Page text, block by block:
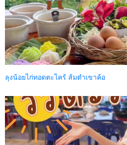
ลุงน้อยไก่ทอดตะไคร้ ส้มตำเขาค้อ